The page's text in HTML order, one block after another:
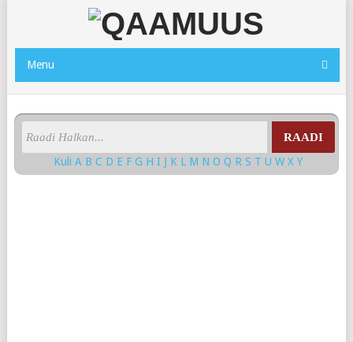
Menu
RAADI
KuliA BC D E FG HI J K L M NOQ RS TUWXY